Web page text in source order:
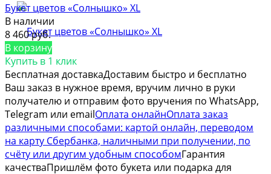
Букет цветов «Солнышко» XL
В наличии
8 460 руб.
В корзину
Купить в 1 клик
Бесплатная доставкаДоставим быстро и бесплатно
Ваш заказ в нужное время, вручим лично в руки
получателю и отправим фото вручения по WhatsApp,
Telegram или emailОплата онлайнОплата заказ
различными способами: картой онлайн, переводом
на карту Сбербанка, наличными при получении, по
счёту или другим удобным способомГарантия
качестваПришлём фото букета или подарка для